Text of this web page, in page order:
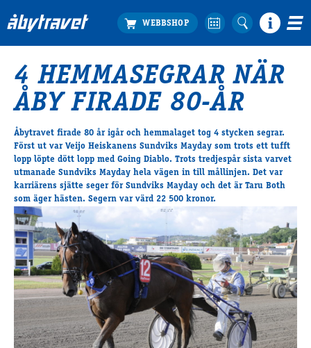
Köp biljett
Travprogrammet
Bra att veta
Restauranger
Catering by Lyon
Hotell nära oss
Nybörjar­guide
Presentkort
Tävlingsdagar
FAQ
Travkonferens
Exponering & värdskap
4 HEMMASEGRAR NÄR
ÅBY FIRADE 80-ÅR
Åbytravet firade 80 år igår och hemmalaget tog 4 stycken segrar.
Först ut var Veijo Heiskanens Sundviks Mayday som trots ett tufft
lopp löpte dött lopp med Going Diablo. Trots tredjespår sista varvet
utmanade Sundviks Mayday hela vägen in till mållinjen. Det var
karriärens sjätte seger för Sundviks Mayday och det är Taru Both
som äger hästen. Segern var värd 22 500 kronor.